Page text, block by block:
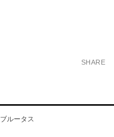
SHARE
ブルータス